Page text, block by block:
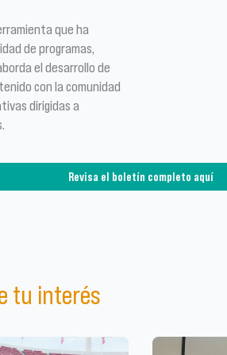
que ha
de programas,
el desarrollo de
con la comunidad
dirigidas a
Revisa el boletín completo aquí
tu interés